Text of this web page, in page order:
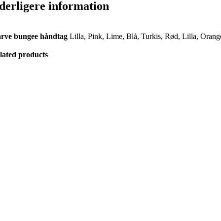
information
bungee håndtag Lilla, Pink, Lime, Blå, Turkis, Rød, Lilla,
products